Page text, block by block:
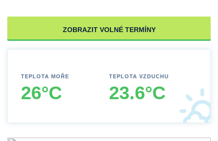
ZOBRAZIT VOLNÉ TERMÍNY
TEPLOTA MOŘE
26°C
TEPLOTA VZDUCHU
23.6°C